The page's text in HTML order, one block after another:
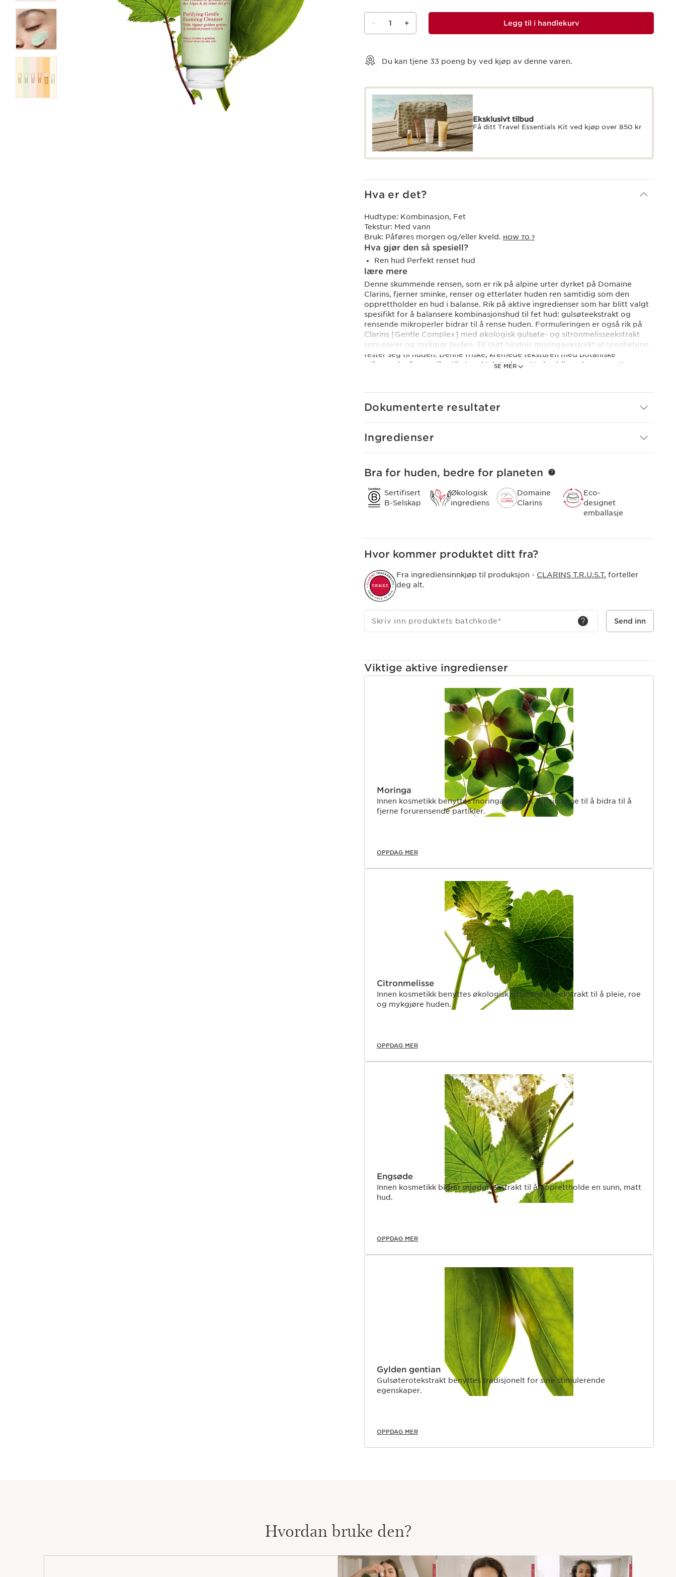
- 1 + Legg til i handlekurv
Du kan tjene 33 poeng by ved kjøp av denne varen.
Eksklusivt tilbud
Få ditt Travel Essentials Kit ved kjøp over 850 kr
Hva er det?
SE MER
Hudtype: Kombinasjon, Fet
Tekstur: Med vann
Bruk: Påføres morgen og/eller kveld. HOW TO ?
Hva gjør den så spesiell?
Ren hud Perfekt renset hud
lære mere
Denne skummende rensen, som er rik på alpine urter dyrket på Domaine
Clarins, fjerner sminke, renser og etterlater huden ren samtidig som den
opprettholder en hud i balanse. Rik på aktive ingredienser som har blitt valgt
spesifikt for å balansere kombinasjonshud til fet hud: gulsøteekstrakt og
rensende mikroperler bidrar til å rense huden. Formuleringen er også rik på
Clarins [Gentle Complex] med økologisk gulsøte- og sitronmelisseekstrakt
som pleier og mykgjør huden. Til slutt hindrer moringaekstrakt at urenhetene
fester seg til huden. Denne friske, kremede teksturen med botaniske
mikroperler forvandles til et mykt, lett skum. Huden blir myk og ren etter
Innovasjon
Clarins [GENTLE COMPLEX] Består av økologisk gulsøte- og
Clarins Plus
Denne kremede, friske teksturen med naturlige mikroperler forvandles til et
Dokumenterte resultater
Ingredienser
Bra for huden, bedre for planeten
Sertifisert
B-Selskap
Økologisk
ingrediens
Domaine
Clarins
Eco-
designet
emballasje
Hvor kommer produktet ditt fra?
Fra ingrediensinnkjøp til produksjon - CLARINS T.R.U.S.T. forteller
deg alt.
Skriv inn produktets batchkode* Send inn
Viktige aktive ingredienser
Moringa
Innen kosmetikk benyttes moringaekstrakt for sin evne til å bidra til å
fjerne forurensende partikler.
OPPDAG MER
Citronmelisse
Innen kosmetikk benyttes økologisk sitronmelisseekstrakt til å pleie, roe
og mykgjøre huden.
OPPDAG MER
Engsøde
Innen kosmetikk bidrar mjødurtekstrakt til å opprettholde en sunn, matt
hud.
OPPDAG MER
Gylden gentian
Gulsøterotekstrakt benyttes tradisjonelt for sine stimulerende
egenskaper.
OPPDAG MER
Hvordan bruke den?